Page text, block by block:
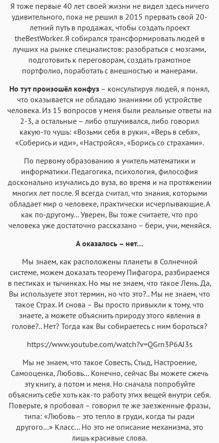
Я тоже первые 40 лет своей жизни не видел здесь ничего
удивительного, пока не решил в 2015 прервать свой 20-
летний путь в продажах, чтобы создать проект
theBestWorker. Я собирался трансформировать людей в
лучших на рынке специалистов: разобраться с мозгами,
подготовить к переговорам, создать грамотное
портфолио, поработать с внешностью и манерами.
Но тут произошёл конфуз – консультируя людей, я понял,
что оказывается не обладаю знаниями об устройстве
человека. Из 15 вопросов у меня были реальные ответы на
2-3, а остальные – либо отшучивался, либо говорил
какую-то чушь: «Возьми себя в руки», «Верь в себя»,
«Соберись и иди», «Настройся», «Борись со страхами».
По первому образованию я учитель математики и
информатики. Педагогика, психология, философия
досконально изучались до вуза, во время и на протяжении
многих лет после. Я всегда считал, что знания, которыми
обладает мир о человеке, практически исчерпывающие. А
как по-другому… Уверен, Вы тоже считаете, что про
человека уже достаточно рассказано – бери, учи, меняйся.
А оказалось – нет…
Мы знаем, как расположены планеты в Солнечной
системе, можем доказать теорему Пифагора, разбираемся
в пестиках и тычинках. Но мы не знаем, что такое Лень. Да,
Вы используете этот термин, но что это?.. Мы не знаем, что
такое Страх. И снова – Вы просто привыкли к тому, что
знаете, а можете объяснить природу этого явления в
голове?.. Нет? Тогда как Вы собираетесь с ним бороться?
https://www.youtube.com/watch?v=QGrn3P6AJ3s
Мы не знаем, что такое Совесть, Стыд, Настроение,
Самооценка, Любовь… Конечно, сейчас Вы можете сжечь
эту книгу, а потом и меня. Но сначала попробуйте
объяснить себе хоть как-то работу этих вещей внутри себя.
Поверьте, я пробовал – говорил те же заезженные фразы,
типа: «Любовь – это тепло в груди, когда ты ради
другого…» Класс… Но это не описание механизма, это
лишь красивые слова.